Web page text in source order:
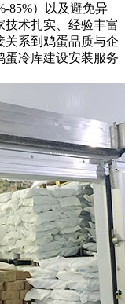
85%）以及避免异
技术扎实、经验丰富
关系到鸡蛋品质与企
蛋冷库建设安装服务